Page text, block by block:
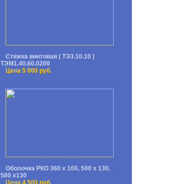
Стяжка винтовая ( ТЭ3.10.10 )
ТЭМ1.40.60.0200
Цена 5 000 руб.
Оболочка РКО 360 х 100, 500 х 130,
580 х130
Цена 4 500 руб.